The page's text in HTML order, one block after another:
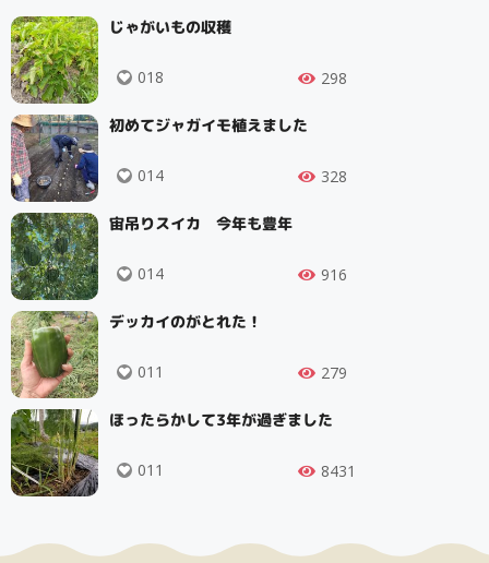
リセット
じゃがいもの収穫
018 298
初めてジャガイモ植えました
014 328
宙吊りスイカ 今年も豊年
014 916
デッカイのがとれた！
011 279
ほったらかして3年が過ぎました
011 8431